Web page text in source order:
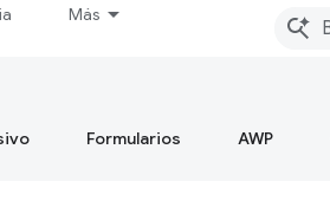
Más
Formularios AWP